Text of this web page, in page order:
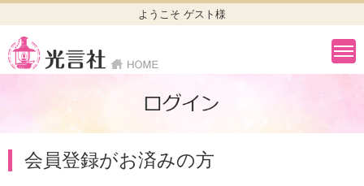
ようこそ ゲスト様
会員登録がお済みの方